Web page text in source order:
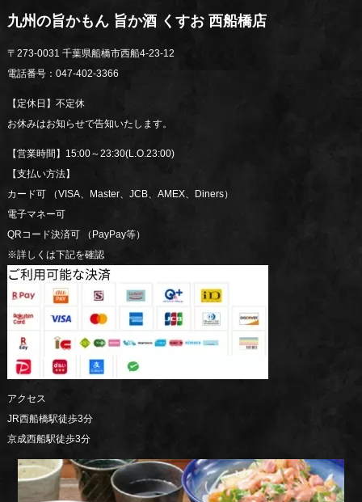
九州の旨かもん 旨か酒 くすお 西船橋店
〒273-0031 千葉県船橋市西船4-23-12
電話番号：047-402-3366
【定休日】不定休
お休みはお知らせで告知いたします。
【営業時間】15:00～23:30(L.O.23:00)
【支払い方法】
カード可 （VISA、Master、JCB、AMEX、Diners）
電子マネー可
QRコード決済可 （PayPay等）
※詳しくは下記を確認
アクセス
JR西船橋駅徒歩3分
京成西船駅徒歩3分